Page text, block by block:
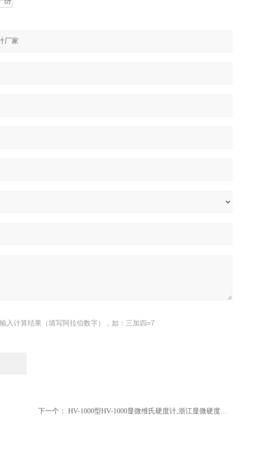
入计算结果（填写阿拉伯数字），如：三加四=7
下一个： HV-1000型HV-1000显微维氏硬度计,浙江显微硬度计价格